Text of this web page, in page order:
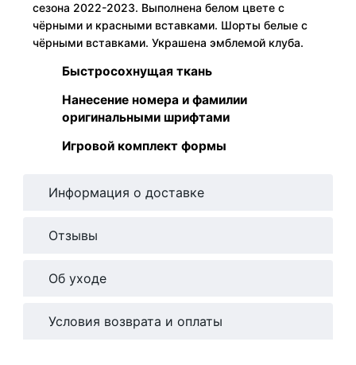
сезона 2022-2023. Выполнена белом цвете с
чёрными и красными вставками. Шорты белые с
чёрными вставками. Украшена эмблемой клуба.
Быстросохнущая ткань
Нанесение номера и фамилии
оригинальными шрифтами
Игровой комплект формы
Информация о доставке
Отзывы
Об уходе
Условия возврата и оплаты